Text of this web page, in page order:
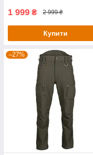
1 999 ₴ 2 999 ₴
Купити
–27%